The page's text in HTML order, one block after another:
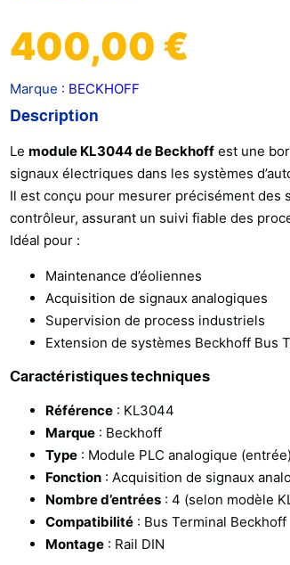
400,00 €
Marque : BECKHOFF
Description
Le module KL3044 de Beckhoff est une
signaux électriques dans les systèmes
Il est conçu pour mesurer précisément des
contrôleur, assurant un suivi fiable des
Idéal pour :
Maintenance d’éoliennes
Acquisition de signaux analogiques
Supervision de process industriels
Extension de systèmes Beckhoff Bus
Caractéristiques techniques
Référence : KL3044
Marque : Beckhoff
Type : Module PLC analogique (entrée)
Fonction : Acquisition de signaux
Nombre d’entrées : 4 (selon modèle
Compatibilité : Bus Terminal Beckhoff
Montage : Rail DIN